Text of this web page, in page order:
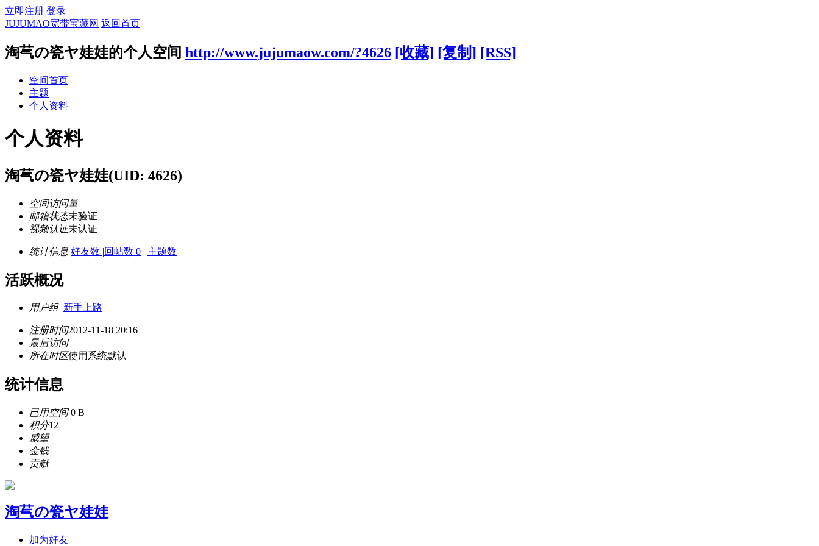
立即注册 登录
JUJUMAO宽带宝藏网 返回首页
淘芞の瓷ヤ娃娃的个人空间 http://www.jujumaow.com/?4626 [收藏] [复制] [RSS]
空间首页
主题
个人资料
个人资料
淘芞の瓷ヤ娃娃(UID: 4626)
空间访问量
邮箱状态未验证
视频认证未认证
统计信息 好友数 |回帖数 0 | 主题数
活跃概况
用户组 新手上路
注册时间2012-11-18 20:16
最后访问
所在时区使用系统默认
统计信息
已用空间0 B
积分12
威望
金钱
贡献
淘芞の瓷ヤ娃娃
加为好友